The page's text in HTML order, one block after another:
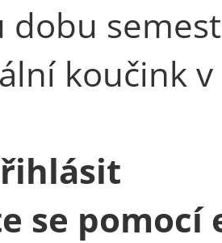
dobu
koučink
se pomocí